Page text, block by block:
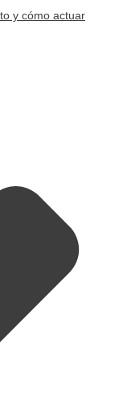
y cómo actuar